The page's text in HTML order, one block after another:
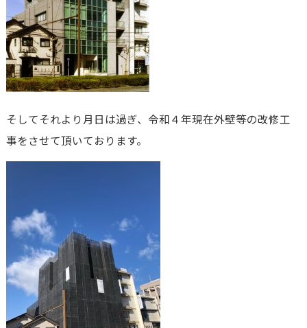
そしてそれより月日は過ぎ、令和４年現在外壁等の改修工
事をさせて頂いております。